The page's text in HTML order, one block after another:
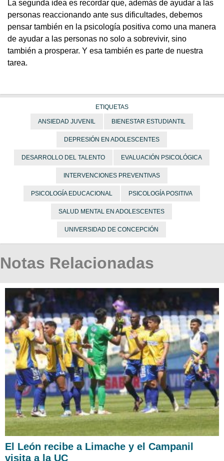
La segunda idea es recordar que, además de ayudar a las
personas reaccionando ante sus dificultades, debemos
pensar también en la psicología positiva como una manera
de ayudar a las personas no solo a sobrevivir, sino
también a prosperar. Y esa también es parte de nuestra
tarea.
ETIQUETAS
ANSIEDAD JUVENIL BIENESTAR ESTUDIANTIL
DEPRESIÓN EN ADOLESCENTES
DESARROLLO DEL TALENTO EVALUACIÓN PSICOLÓGICA
INTERVENCIONES PREVENTIVAS
PSICOLOGÍA EDUCACIONAL PSICOLOGÍA POSITIVA
SALUD MENTAL EN ADOLESCENTES
UNIVERSIDAD DE CONCEPCIÓN
Notas Relacionadas
El León recibe a Limache y el Campanil
visita a la UC